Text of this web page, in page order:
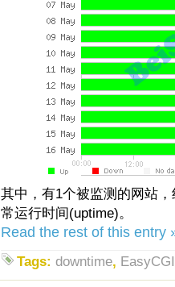
其中，有1个被监测的网站
常运行时间(uptime)。
Read the rest of this entry
Tags: downtime, EasyCGI